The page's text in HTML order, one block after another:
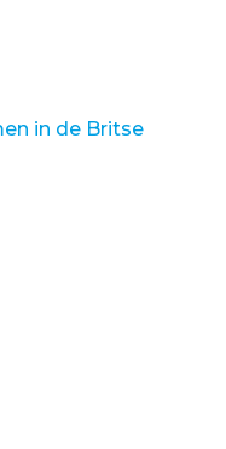
in de Britse